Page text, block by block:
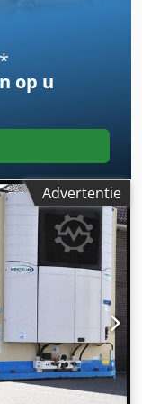
*
op u
Advertentie